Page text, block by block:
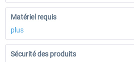
Matériel requis
plus
Sécurité des produits